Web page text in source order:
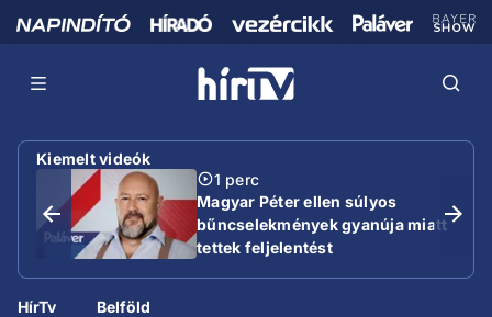
Kiemelt videók
1 perc
Magyar Péter ellen súlyos
bűncselekmények gyanúja miatt
tettek feljelentést
HírTv Belföld